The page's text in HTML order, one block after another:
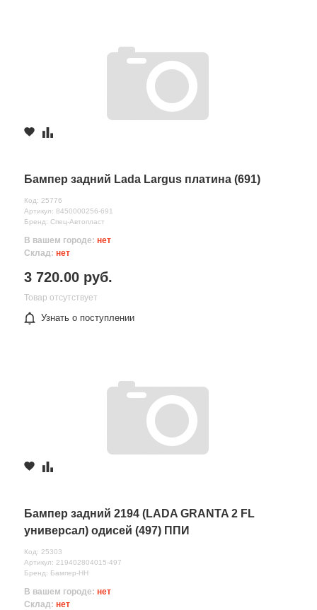
Бампер задний Lada Largus платина (691)
Код: 25776
Артикул: 8450000256-691
Бренд: Спец-Автопласт
В вашем городе: нет
Склад: нет
3 720.00 руб.
Товар отсутствует
Узнать о поступлении
Бампер задний 2194 (LADA GRANTA 2 FL
универсал) одисей (497) ППИ
Код: 25303
Артикул: 219402804015-497
Бренд: Бампер-НН
В вашем городе: нет
Склад: нет